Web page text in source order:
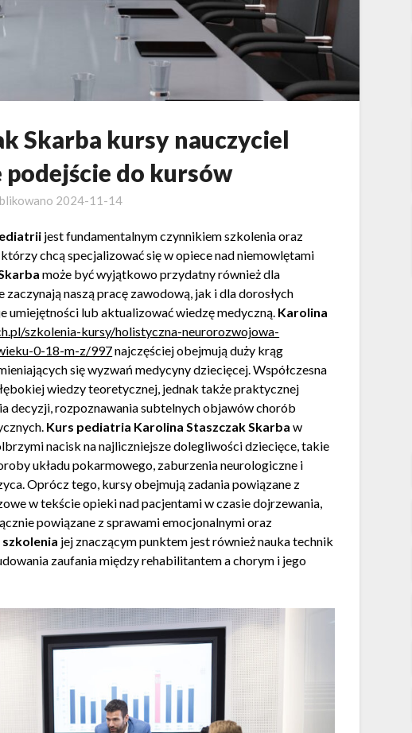
Skarba kursy nauczyciel
podejście do kursów
2024-11-14
jest fundamentalnym czynnikiem szkolenia oraz
chcą specjalizować się w opiece nad niemowlętami
może być wyjątkowo przydatny również dla
naszą pracę zawodową, jak i dla dorosłych
lub aktualizować wiedzę medyczną. Karolina
szkolenia-kursy/holistyczna-neurorozwojowa-
0-18-m-z/997najczęściej obejmują duży krąg
się wyzwań medycyny dziecięcej. Współczesna
wiedzy teoretycznej, jednak także praktycznej
decyzji, rozpoznawania subtelnych objawów chorób
Kurs pediatria Karolina Staszczak Skarba w
nacisk na najliczniejsze dolegliwości dziecięce, takie
układu pokarmowego, zaburzenia neurologiczne i
Oprócz tego, kursy obejmują zadania powiązane z
w tekście opieki nad pacjentami w czasie dojrzewania,
powiązane z sprawami emocjonalnymi oraz
jej znaczącym punktem jest również nauka technik
zaufania między rehabilitantem a chorym i jego